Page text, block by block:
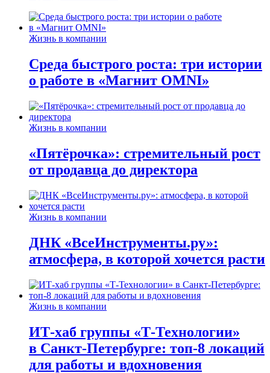
Жизнь в компании
Среда быстрого роста: три истории
о работе в «Магнит OMNI»
Жизнь в компании
«Пятёрочка»: стремительный рост
от продавца до директора
Жизнь в компании
ДНК «ВсеИнструменты.ру»:
атмосфера, в которой хочется расти
Жизнь в компании
ИТ-хаб группы «Т-Технологии»
в Санкт-Петербурге: топ-8 локаций
для работы и вдохновения